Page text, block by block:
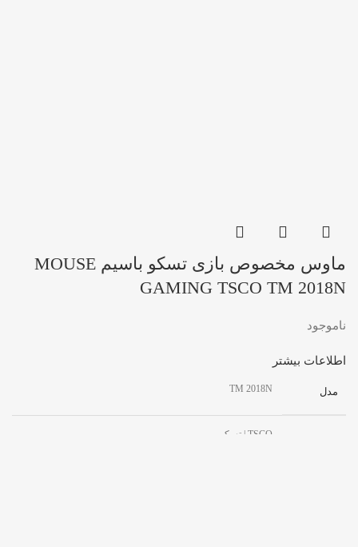
ماوس مخصوص بازی تسکو باسیم MOUSE
GAMING TSCO TM 2018N
ناموجود
اطلاعات بیشتر
مدل TM 2018N
TSCO | تسکو